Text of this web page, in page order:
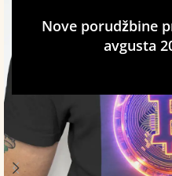
Nove porudžbine
avgusta